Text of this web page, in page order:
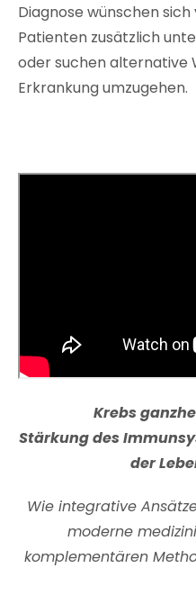
Diagnose wünschen
Patienten zusätzlich
oder suchen alternative
Erkrankung umzugehen.
Krebs
Stärkung des
der
Wie integrative
moderne
komplementären